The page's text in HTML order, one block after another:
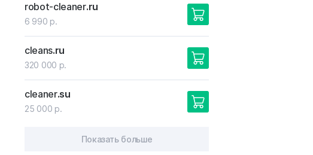
robot-cleaner.ru
6 990 р.
cleans.ru
320 000 р.
cleaner.su
25 000 р.
Показать больше